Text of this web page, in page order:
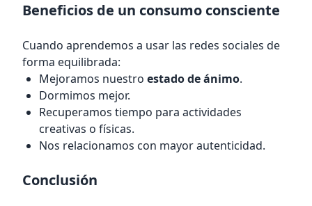
Beneficios de un consumo consciente
Cuando aprendemos a usar las redes sociales de
forma equilibrada:
Mejoramos nuestro estado de ánimo.
Dormimos mejor.
Recuperamos tiempo para actividades
creativas o físicas.
Nos relacionamos con mayor autenticidad.
Conclusión